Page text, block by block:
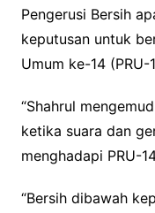
Pengerusi Bersih
keputusan untuk
Umum ke-14 (PRU-
“Shahrul
ketika suara dan
menghadapi PRU-
“Bersih dibawah